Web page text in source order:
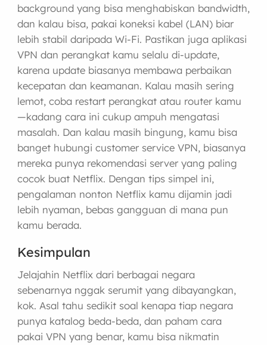
background yang bisa menghabiskan bandwidth,
dan kalau bisa, pakai koneksi kabel (LAN) biar
lebih stabil daripada Wi-Fi. Pastikan juga aplikasi
VPN dan perangkat kamu selalu di-update,
karena update biasanya membawa perbaikan
kecepatan dan keamanan. Kalau masih sering
lemot, coba restart perangkat atau router kamu
—kadang cara ini cukup ampuh mengatasi
masalah. Dan kalau masih bingung, kamu bisa
banget hubungi customer service VPN, biasanya
mereka punya rekomendasi server yang paling
cocok buat Netflix. Dengan tips simpel ini,
pengalaman nonton Netflix kamu dijamin jadi
lebih nyaman, bebas gangguan di mana pun
kamu berada.
Kesimpulan
Jelajahin Netflix dari berbagai negara
sebenarnya nggak serumit yang dibayangkan,
kok. Asal tahu sedikit soal kenapa tiap negara
punya katalog beda-beda, dan paham cara
pakai VPN yang benar, kamu bisa nikmatin